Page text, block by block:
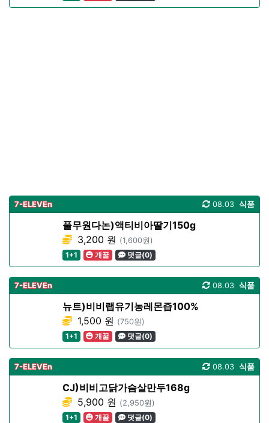
7-ELEVEn 식품
08.03
풀무원다논)액티비아딸기150g
3,200 원 (1,600원)
1+1
개꿀 댓글(0)
7-ELEVEn 식품
08.03
뉴트)비비랩유기농레몬즙100%
1,500 원 (750원)
1+1
개꿀 댓글(0)
7-ELEVEn 식품
08.03
CJ)비비고닭가슴살만두168g
5,900 원 (2,950원)
1+1
개꿀 댓글(0)